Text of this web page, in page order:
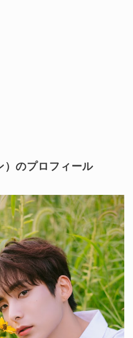
）のプロフィール